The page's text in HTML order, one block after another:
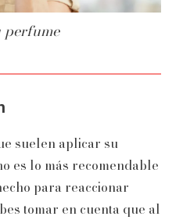
perfume
suelen aplicar su
es lo más recomendable
para reaccionar
tomar en cuenta que al